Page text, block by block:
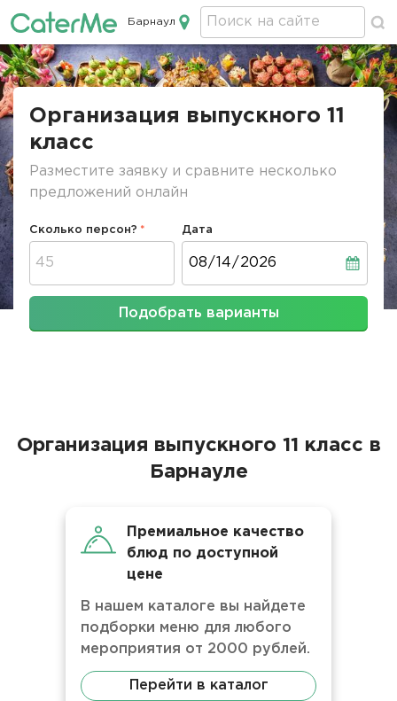
Кейтеринг в Барнауле
Барнаул
Строка
Организация выпускного 11
класс
Разместите заявку и сравните несколько
предложений онлайн
Сколько персон? Дата
Подобрать варианты
Организация выпускного 11 класс в
Барнауле
Премиальное качество
блюд по доступной
цене
В нашем каталоге вы найдете
подборки меню для любого
мероприятия от 2000 рублей.
Перейти в каталог